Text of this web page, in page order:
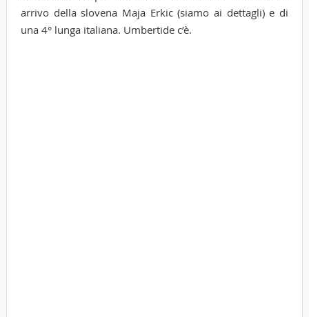
arrivo della slovena Maja Erkic (siamo ai dettagli) e di
una 4° lunga italiana. Umbertide c’è.